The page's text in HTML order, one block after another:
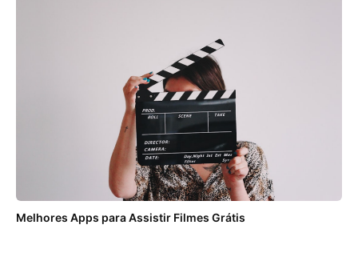
Melhores Apps para Assistir Filmes Grátis